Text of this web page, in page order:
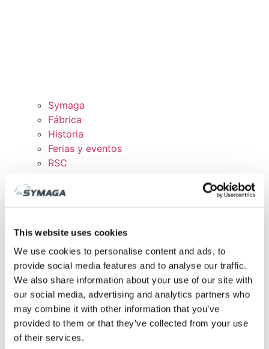
This website uses cookies
We use cookies to personalise content and ads, to
provide social media features and to analyse our traffic.
We also share information about your use of our site with
our social media, advertising and analytics partners who
may combine it with other information that you’ve
provided to them or that they’ve collected from your use
of their services.
Symaga
Fábrica
Historia
Ferias y eventos
RSC
Certificados y políticas